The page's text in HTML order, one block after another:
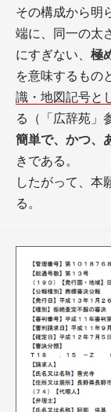
その構成から明
端に、同一の太
にすぎない、 極
を意味するもの
識・地図記号と
る（「広辞苑」
簡単で、かつ、
きである。
したがって、本
る。